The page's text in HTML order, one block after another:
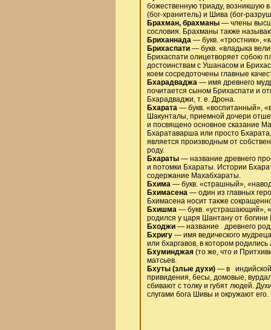
божественную триаду, возникшую
(бог-хранитель) и Шива (бог-
Брахман, брахманы— члены
сословия. Брахманы также
Бриханнада— букв. «тростник»,
Брихаспати— букв. «владыка
Брихаспати олицетворяет собою
достоинствам с Ушанасом и
коем сосредоточены главные
Бхарадваджа— имя древнего
почитается сыном Брихаспати и
Бхарадваджи, т. е. Дрона.
Бхарата— букв. «воспитанный»,
Шакунталы, приемной дочери
и посвящено основное сказание
Бхаратаварша или просто
является производным от
роду.
Бхараты— название древнего
и потомки Бхараты. Истории
содержание Махабхараты.
Бхима— букв. «страшный»,
Бхимасена— один из главных
Бхимасена носит также
Бхишма— букв. «устрашающий»,
родился у царя Шантану от богини
Бходжи— название древнего
Бхригу— имя ведического
или бхаргавов, в котором
Бхуминджая(то же, что и
матсьев.
Бхуты (злые духи)— в индийской
привидения, бесы, домовые,
сбивают с толку и губят людей.
слугами бога Шивы и окружают его.